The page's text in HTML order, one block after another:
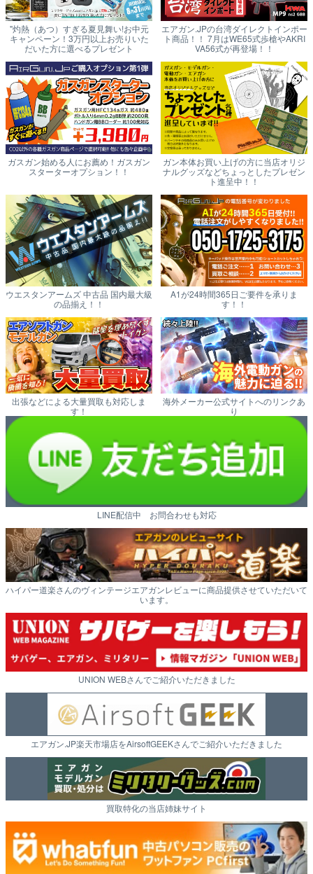
"灼熱（あつ）すぎる夏見舞い!お中元
キャンペーン！3万円以上お売りいた
だいた方に選べるプレゼント
エアガン.JPの台湾ダイレクトインポー
ト商品！！ 7月はWE65式歩槍やAKRI
VA56式が再登場！！
ガスガン始める人にお薦め！ガスガン
スターターオプション！！
ガン本体お買い上げの方に当店オリジ
ナルグッズなどちょっとしたプレゼン
ト進呈中！！
ウエスタンアームズ 中古品 国内最大級
の品揃え！！
A1が24時間365日ご要件を承りま
す！！
出張などによる大量買取も対応しま
す！
海外メーカー公式サイトへのリンクあ
り
LINE配信中 お問合わせも対応
ハイパー道楽さんのヴィンテージエアガンレビューに商品提供させていただいて
います。
UNION WEBさんでご紹介いただきました
エアガン.JP楽天市場店をAirsoftGEEKさんでご紹介いただきました
買取特化の当店姉妹サイト